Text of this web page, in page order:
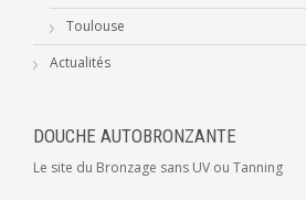
Toulouse
Actualités
DOUCHE AUTOBRONZANTE
Le site du Bronzage sans UV ou Tanning